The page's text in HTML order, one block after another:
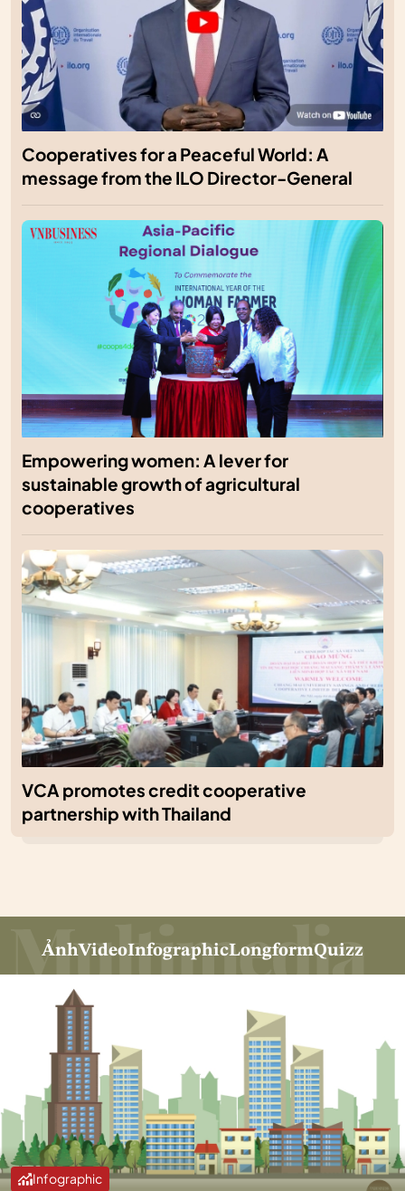
Cooperatives for a Peaceful World: A
message from the ILO Director-General
Empowering women: A lever for
sustainable growth of agricultural
cooperatives
VCA promotes credit cooperative
partnership with Thailand
ẢnhVideoInfographicLongformQuizz
Infographic